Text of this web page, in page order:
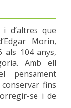
d’altres que
Morin,
als 104 anys,
Amb ell
pensament
fins
se i de